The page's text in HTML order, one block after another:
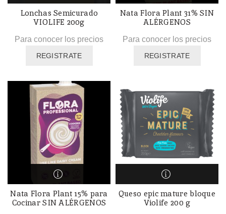
Lonchas Semicurado
VIOLIFE 200g
Para conocer los precios
REGISTRATE
Nata Flora Plant 31% SIN
ALÉRGENOS
Para conocer los precios
REGISTRATE
Nata Flora Plant 15% para
Cocinar SIN ALÉRGENOS
Queso epic mature bloque
Violife 200 g